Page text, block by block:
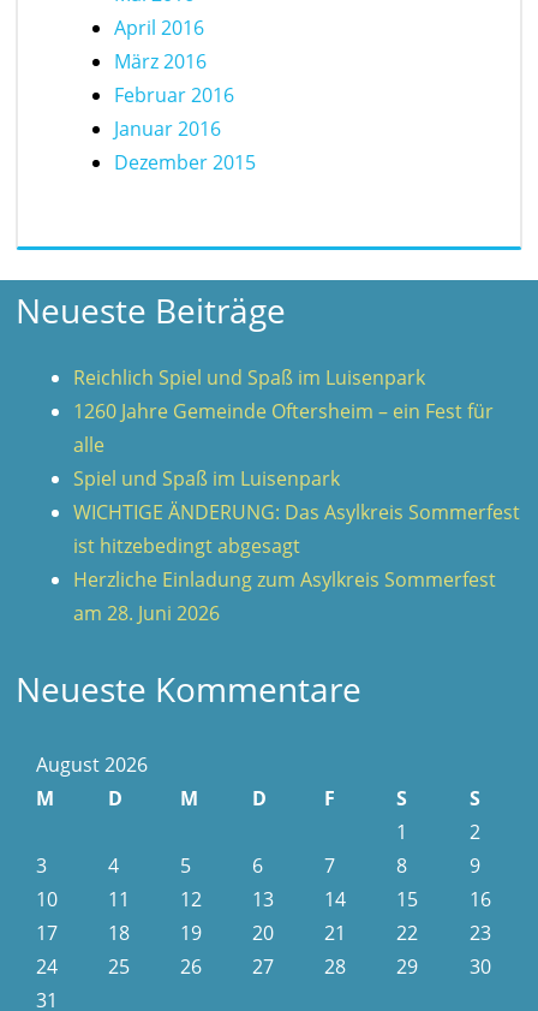
April 2016
März 2016
Februar 2016
Januar 2016
Dezember 2015
Neueste Beiträge
Reichlich Spiel und Spaß im Luisenpark
1260 Jahre Gemeinde Oftersheim – ein Fest für
alle
Spiel und Spaß im Luisenpark
WICHTIGE ÄNDERUNG: Das Asylkreis Sommerfest
ist hitzebedingt abgesagt
Herzliche Einladung zum Asylkreis Sommerfest
am 28. Juni 2026
Neueste Kommentare
August 2026
M
D M D F S
S
1
2
3
4 5 6 7 8
9
10
11 12 13 14 15
16
17
18 19 20 21 22
23
24
25 26 27 28 29
30
31